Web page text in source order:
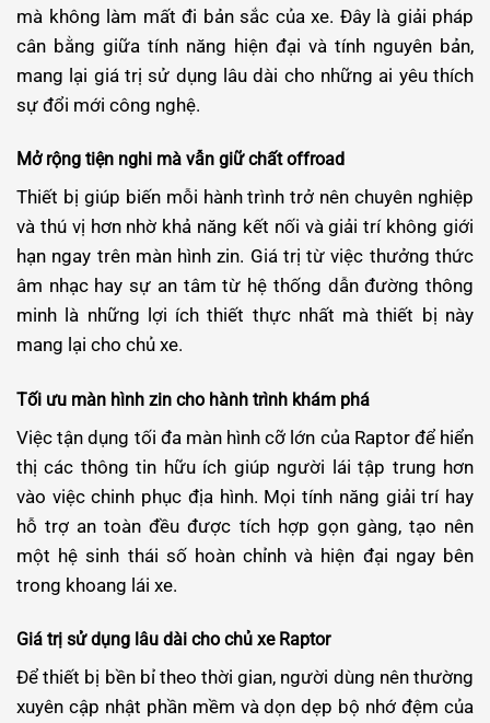
mà không làm mất đi bản sắc của xe. Đây là giải pháp
cân bằng giữa tính năng hiện đại và tính nguyên bản,
mang lại giá trị sử dụng lâu dài cho những ai yêu thích
sự đổi mới công nghệ.
Mở rộng tiện nghi mà vẫn giữ chất offroad
Thiết bị giúp biến mỗi hành trình trở nên chuyên nghiệp
và thú vị hơn nhờ khả năng kết nối và giải trí không giới
hạn ngay trên màn hình zin. Giá trị từ việc thưởng thức
âm nhạc hay sự an tâm từ hệ thống dẫn đường thông
minh là những lợi ích thiết thực nhất mà thiết bị này
mang lại cho chủ xe.
Tối ưu màn hình zin cho hành trình khám phá
Việc tận dụng tối đa màn hình cỡ lớn của Raptor để hiển
thị các thông tin hữu ích giúp người lái tập trung hơn
vào việc chinh phục địa hình. Mọi tính năng giải trí hay
hỗ trợ an toàn đều được tích hợp gọn gàng, tạo nên
một hệ sinh thái số hoàn chỉnh và hiện đại ngay bên
trong khoang lái xe.
Giá trị sử dụng lâu dài cho chủ xe Raptor
Để thiết bị bền bỉ theo thời gian, người dùng nên thường
xuyên cập nhật phần mềm và dọn dẹp bộ nhớ đệm của